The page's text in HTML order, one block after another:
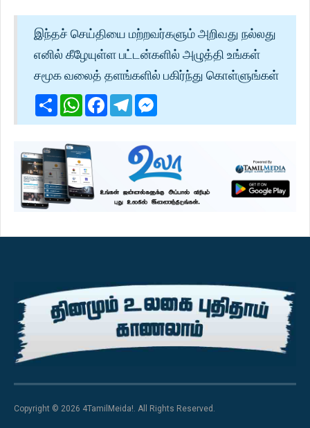
இந்தச் செய்தியை மற்றவர்களும் அறிவது நல்லது
எனில் கீழேயுள்ள பட்டன்களில் அழுத்தி உங்கள்
சமூக வலைத் தளங்களில் பகிர்ந்து கொள்ளுங்கள்
ShareWhatsApp
Facebook
Telegram
Copyright © 2026 4TamilMeida!. All Rights Reserved.